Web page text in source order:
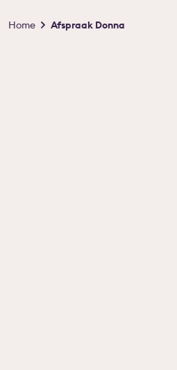
Kruimelpad
Home Afspraak Donna